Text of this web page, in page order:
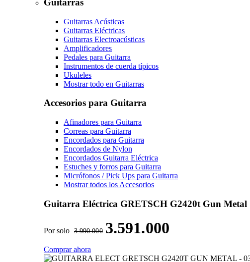
Guitarras
Guitarras Acústicas
Guitarras Eléctricas
Guitarras Electroacústicas
Amplificadores
Pedales para Guitarra
Instrumentos de cuerda típicos
Ukuleles
Mostrar todo en Guitarras
Accesorios para Guitarra
Afinadores para Guitarra
Correas para Guitarra
Encordados para Guitarra
Encordados de Nylon
Encordados Guitarra Eléctrica
Estuches y forros para Guitarra
Micrófonos / Pick Ups para Guitarra
Mostrar todos los Accesorios
Guitarra Eléctrica GRETSCH G2420t Gun Metal
Por solo 3.990.000 3.591.000
Comprar ahora